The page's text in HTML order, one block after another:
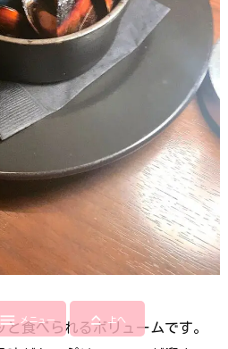
食べられるボリュームです。
 メニュー  上へ